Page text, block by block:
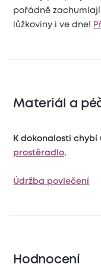
pořádně
lůžkoviny i ve dne!
Materiál a
K dokonalosti chybí
prostěradlo.
Údržba povlečení
Hodnocení